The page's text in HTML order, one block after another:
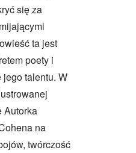
się za
ta jest
poety i
talentu. W
Autorka
na
twórczość